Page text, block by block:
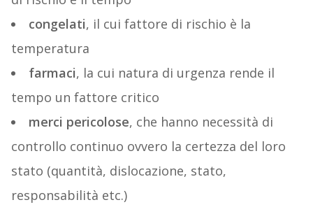
congelati, il cui fattore di rischio è la
temperatura
farmaci, la cui natura di urgenza rende il
tempo un fattore critico
merci pericolose, che hanno necessità di
controllo continuo ovvero la certezza del loro
stato (quantità, dislocazione, stato,
responsabilità etc.)